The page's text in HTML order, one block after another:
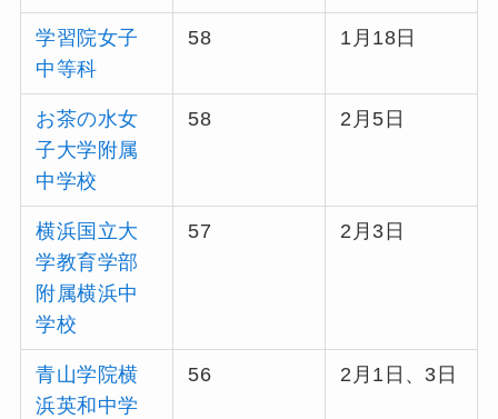
学習院女子
中等科
58 1月18日
お茶の水女
子大学附属
中学校
58 2月5日
横浜国立大
学教育学部
附属横浜中
学校
57 2月3日
青山学院横
浜英和中学
56 2月1日、3日